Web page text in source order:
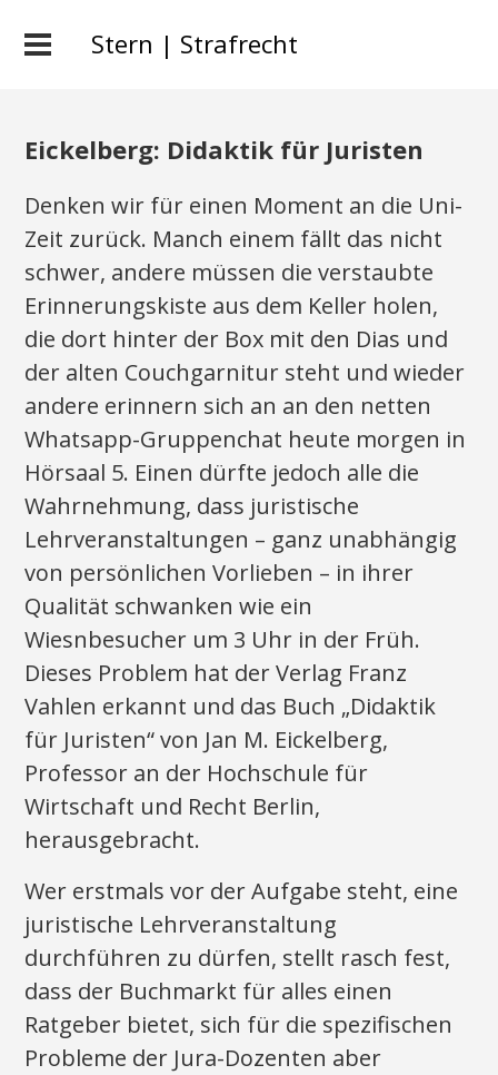
Stern | Strafrecht
Eickelberg: Didaktik für Juristen
Denken wir für einen Moment an die Uni-
Zeit zurück. Manch einem fällt das nicht
schwer, andere müssen die verstaubte
Erinnerungskiste aus dem Keller holen,
die dort hinter der Box mit den Dias und
der alten Couchgarnitur steht und wieder
andere erinnern sich an an den netten
Whatsapp-Gruppenchat heute morgen in
Hörsaal 5. Einen dürfte jedoch alle die
Wahrnehmung, dass juristische
Lehrveranstaltungen – ganz unabhängig
von persönlichen Vorlieben – in ihrer
Qualität schwanken wie ein
Wiesnbesucher um 3 Uhr in der Früh.
Dieses Problem hat der Verlag Franz
Vahlen erkannt und das Buch „Didaktik
für Juristen“ von Jan M. Eickelberg,
Professor an der Hochschule für
Wirtschaft und Recht Berlin,
herausgebracht.
Wer erstmals vor der Aufgabe steht, eine
juristische Lehrveranstaltung
durchführen zu dürfen, stellt rasch fest,
dass der Buchmarkt für alles einen
Ratgeber bietet, sich für die spezifischen
Probleme der Jura-Dozenten aber